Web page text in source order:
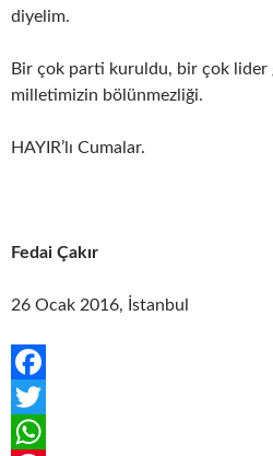
diyelim.
Bir çok parti kuruldu, bir çok lider
milletimizin bölünmezliği.
HAYIR’lı Cumalar.
Fedai Çakır
26 Ocak 2016, İstanbul
F
aT